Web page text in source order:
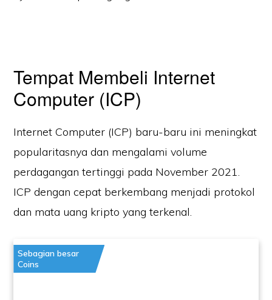
Tempat Membeli Internet
Computer (ICP)
Internet Computer (ICP) baru-baru ini meningkat
popularitasnya dan mengalami volume
perdagangan tertinggi pada November 2021.
ICP dengan cepat berkembang menjadi protokol
dan mata uang kripto yang terkenal.
Sebagian besar
Coins